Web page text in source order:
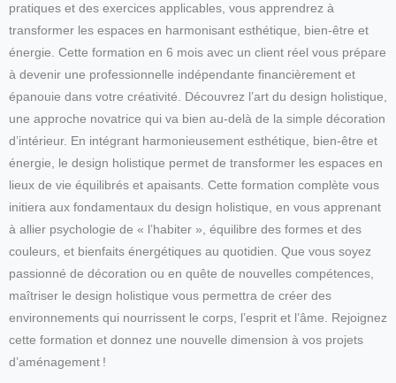
pratiques et des exercices applicables, vous apprendrez à
transformer les espaces en harmonisant esthétique, bien-être et
énergie. Cette formation en 6 mois avec un client réel vous prépare
à devenir une professionnelle indépendante financièrement et
épanouie dans votre créativité. Découvrez l’art du design holistique,
une approche novatrice qui va bien au-delà de la simple décoration
d’intérieur. En intégrant harmonieusement esthétique, bien-être et
énergie, le design holistique permet de transformer les espaces en
lieux de vie équilibrés et apaisants. Cette formation complète vous
initiera aux fondamentaux du design holistique, en vous apprenant
à allier psychologie de « l’habiter », équilibre des formes et des
couleurs, et bienfaits énergétiques au quotidien. Que vous soyez
passionné de décoration ou en quête de nouvelles compétences,
maîtriser le design holistique vous permettra de créer des
environnements qui nourrissent le corps, l’esprit et l’âme. Rejoignez
cette formation et donnez une nouvelle dimension à vos projets
d’aménagement !